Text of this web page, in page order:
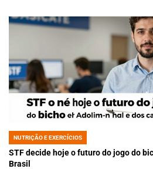
POSTED
IN
NUTRIÇÃO E EXERCÍCIOS
STF decide hoje o futuro do jogo do
Brasil